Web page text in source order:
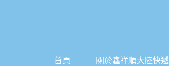
首頁 關於鑫祥順大陸快遞